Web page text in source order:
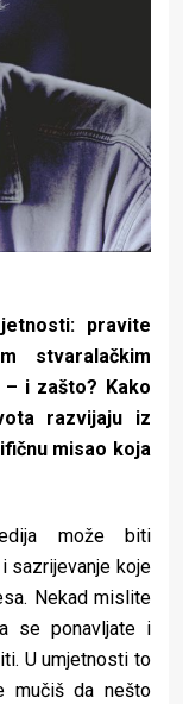
pravite
stvaralačkim
i zašto? Kako
razvijaju iz
misao koja
može biti
sazrijevanje koje
Nekad mislite
se ponavljate i
U umjetnosti to
mučiš da nešto